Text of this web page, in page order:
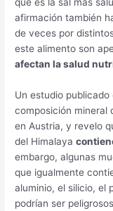
afirmación también
de veces por
este alimento son
afectan la salud
Un estudio
composición mineral
en Austria, y revelo
del Himalaya
embargo, algunas
que igualmente
aluminio, el silicio, el
podrían ser